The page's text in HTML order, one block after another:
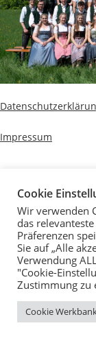
Impressum
Cookie
Wir verwenden
das
Präferenzen
Sie auf „Alle
Verwendung
"Cookie-
Zustimmung zu
Cookie